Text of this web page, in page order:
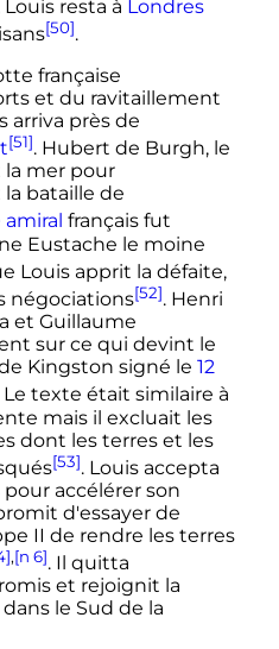
resta à Londres
[50].
française
et du ravitaillement
arriva près de
[51]. Hubert de Burgh, le
la mer pour
bataille de
français fut
Eustache le moine
Louis apprit la défaite,
négociations[52]. Henri
et Guillaume
sur ce qui devint le
Kingston signé le 12
Le texte était similaire à
mais il excluait les
dont les terres et les
[53]. Louis accepta
pour accélérer son
d'essayer de
II de rendre les terres
,[n 6]. Il quitta
et rejoignit la
le Sud de la